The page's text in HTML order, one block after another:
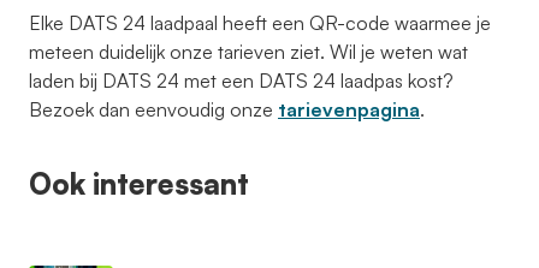
Elke DATS 24 laadpaal heeft een QR-code waarmee je
meteen duidelijk onze tarieven ziet. Wil je weten wat
laden bij DATS 24 met een DATS 24 laadpas kost?
Bezoek dan eenvoudig onze tarievenpagina.
Ook interessant